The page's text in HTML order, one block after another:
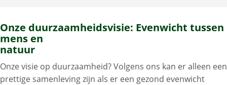
Onze duurzaamheidsvisie: Evenwicht tussen
mens en
natuur
Onze visie op duurzaamheid? Volgens ons kan er alleen een
prettige samenleving zijn als er een gezond evenwicht